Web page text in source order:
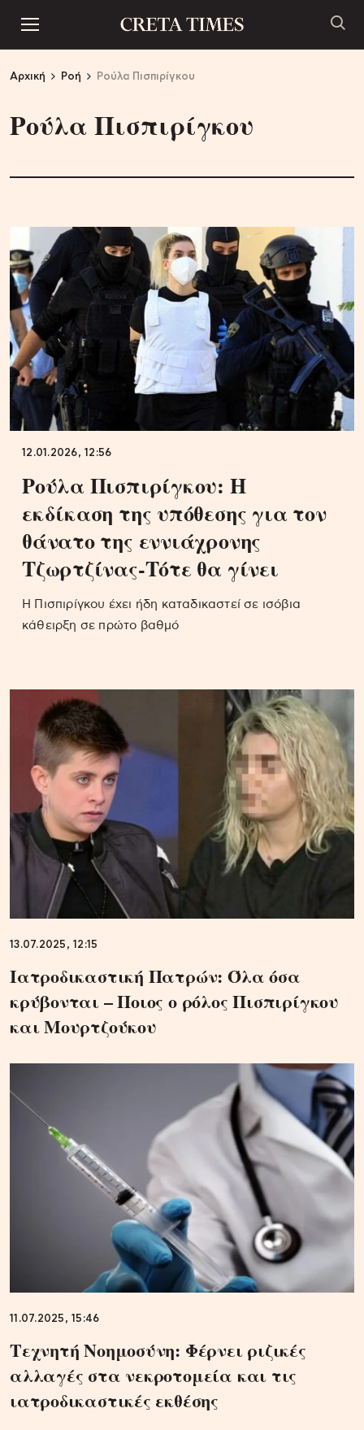
Αρχική Ροή Ρούλα Πισπιρίγκου
Ρούλα Πισπιρίγκου
12.01.2026, 12:56
Ρούλα Πισπιρίγκου: Η
εκδίκαση της υπόθεσης για τον
θάνατο της εννιάχρονης
Τζωρτζίνας-Τότε θα γίνει
Η Πισπιρίγκου έχει ήδη καταδικαστεί σε ισόβια
κάθειρξη σε πρώτο βαθμό
13.07.2025, 12:15
Ιατροδικαστική Πατρών: Όλα όσα
κρύβονται – Ποιος ο ρόλος Πισπιρίγκου
και Μουρτζούκου
11.07.2025, 15:46
Τεχνητή Νοημοσύνη: Φέρνει ριζικές
αλλαγές στα νεκροτομεία και τις
ιατροδικαστικές εκθέσης